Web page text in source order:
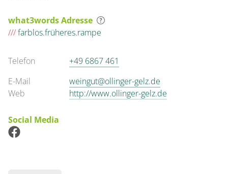
what3words Adresse
///farblos.früheres.rampe
Telefon
+49 6867 461
E-Mail
weingut@ollinger-gelz.de
Web
http://www.ollinger-gelz.de
Social Media